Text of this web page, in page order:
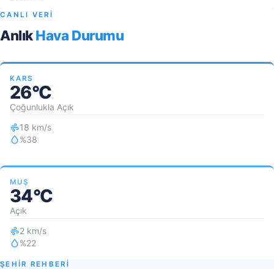
CANLI VERİ
AnlıkHava Durumu
KARS
26°C
Çoğunlukla Açık
18 km/s
%38
MUŞ
34°C
Açık
2 km/s
%22
ŞEHİR REHBERİ